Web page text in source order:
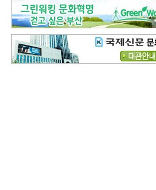
오늘의 운세- [전체보기]
오늘의 운세- 2026년 8월 6일 (음 6월 24
오늘의 운세- 2026년 8월 5일 (음 6월 23
조해훈의 고전 속 이 문장 [전체보기]